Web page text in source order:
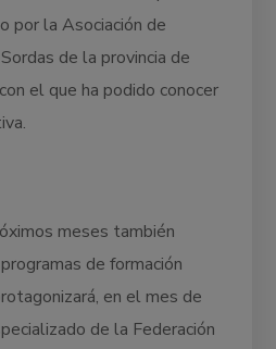
por la Asociación de
de la provincia de
el que ha podido conocer
meses también
de formación
en el mes de
de la Federación